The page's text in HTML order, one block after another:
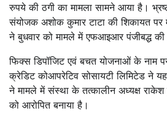
रुपये की ठगी का मामला सामने आया है।
संयोजक अशोक कुमार टाटा की शिकायत पर
ने बुधवार को मामले में एफआइआर पंजीबद्ध की
फिक्स डिपॉजिट एवं बचत योजनाओं के नाम
क्रेडिट कोआपरेटिव सोसायटी लिमिटेड ने
ने मामले में संस्था के तत्कालीन अध्यक्ष राकेश
को आरोपित बनाया है।